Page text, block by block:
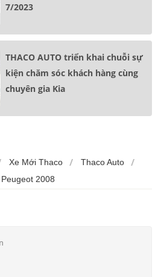
7/2023
THACO AUTO triển khai chuỗi sự
kiện chăm sóc khách hàng cùng
chuyên gia Kia
Xe Mới Thaco
Thaco Auto
Peugeot 2008